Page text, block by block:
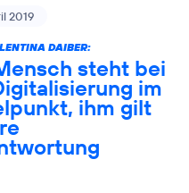
2019
DAIBER:
steht bei
im
ihm gilt